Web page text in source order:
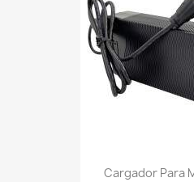
Cargador Para